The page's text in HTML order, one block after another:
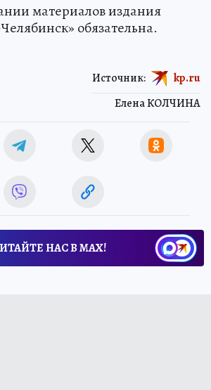
материалов издания
обязательна.
Елена КОЛЧИНА
Источник: kp.ru
НАС В МАХ!